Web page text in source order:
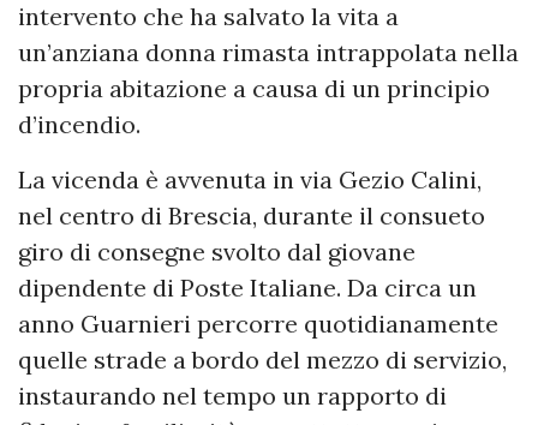
intervento che ha salvato la vita a
un’anziana donna rimasta intrappolata nella
propria abitazione a causa di un principio
d’incendio.
La vicenda è avvenuta in via Gezio Calini,
nel centro di Brescia, durante il consueto
giro di consegne svolto dal giovane
dipendente di Poste Italiane. Da circa un
anno Guarnieri percorre quotidianamente
quelle strade a bordo del mezzo di servizio,
instaurando nel tempo un rapporto di